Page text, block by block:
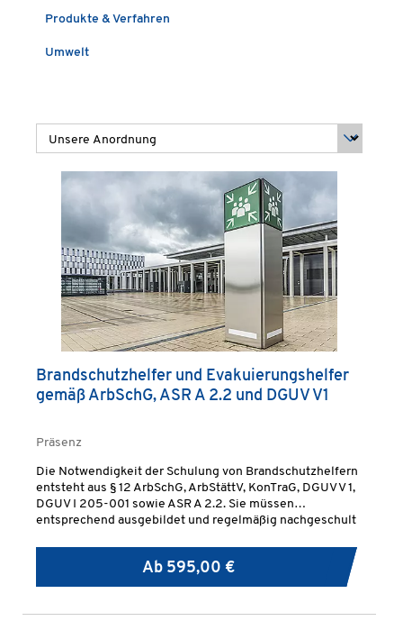
Produkte & Verfahren
Umwelt
Brandschutzhelfer und Evakuierungshelfer
gemäß ArbSchG, ASR A 2.2 und DGUV V1
Präsenz
Die Notwendigkeit der Schulung von Brandschutzhelfern
entsteht aus § 12 ArbSchG, ArbStättV, KonTraG, DGUV V 1,
DGUV I 205-001 sowie ASR A 2.2. Sie müssen
entsprechend ausgebildet und regelmäßig nachgeschult
Ab 595,00 €